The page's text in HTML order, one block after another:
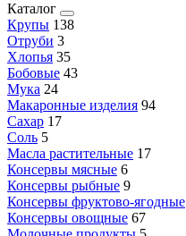
Каталог
Крупы 138
Отруби 3
Хлопья 35
Бобовые 43
Мука 24
Макаронные изделия 94
Сахар 17
Соль 5
Масла растительные 17
Консервы мясные 6
Консервы рыбные 9
Консервы фруктово-ягодные
Консервы овощные 67